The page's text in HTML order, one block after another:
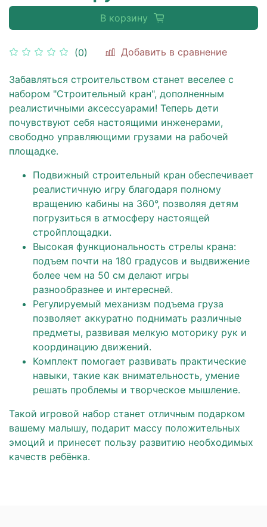
(0) Добавить в сравнение
В корзину
Забавляться строительством станет веселее с
набором "Строительный кран", дополненным
реалистичными аксессуарами! Теперь дети
почувствуют себя настоящими инженерами,
свободно управляющими грузами на рабочей
площадке.
Подвижный строительный кран обеспечивает
реалистичную игру благодаря полному
вращению кабины на 360°, позволяя детям
погрузиться в атмосферу настоящей
стройплощадки.
Высокая функциональность стрелы крана:
подъем почти на 180 градусов и выдвижение
более чем на 50 см делают игры
разнообразнее и интересней.
Регулируемый механизм подъема груза
позволяет аккуратно поднимать различные
предметы, развивая мелкую моторику рук и
координацию движений.
Комплект помогает развивать практические
навыки, такие как внимательность, умение
решать проблемы и творческое мышление.
Такой игровой набор станет отличным подарком
вашему малышу, подарит массу положительных
эмоций и принесет пользу развитию необходимых
качеств ребёнка.